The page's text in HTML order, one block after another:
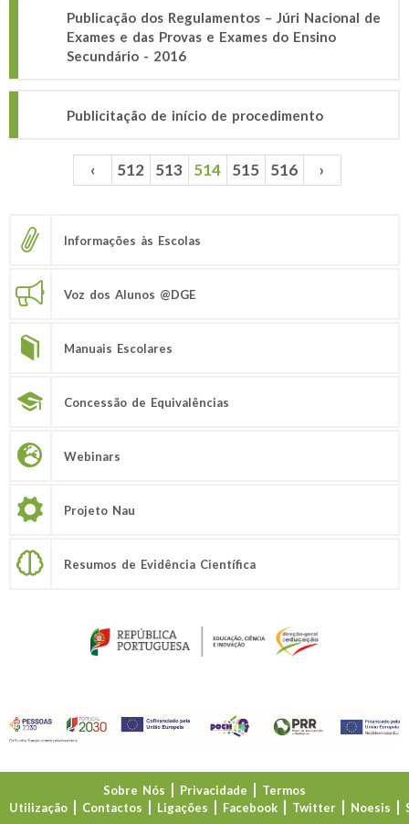
Publicação dos Regulamentos – Júri Nacional de
Exames e das Provas e Exames do Ensino
Secundário - 2016
Publicitação de início de procedimento
Páginas ‹ 512 513 514 515 516 ›
Informações às Escolas
Voz dos Alunos @DGE
Manuais Escolares
Concessão de Equivalências
Webinars
Projeto Nau
Resumos de Evidência Científica
Sobre Nós Privacidade
Termos
Utilização
Contactos Ligações Facebook Twitter Noesis